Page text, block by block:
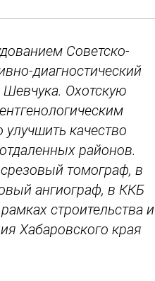
Советско-
диагностический
Охотскую
качество
районов.
томограф, в
ангиограф, в ККБ
строительства и
Хабаровского края